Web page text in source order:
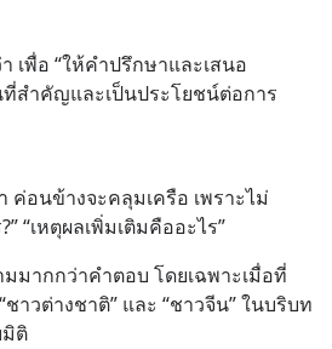
เพื่อ “ให้คำปรึกษาและเสนอ
สำคัญและเป็นประโยชน์ต่อการ
ค่อนข้างจะคลุมเครือ เพราะไม่
“เหตุผลเพิ่มเติมคืออะไร”
มากกว่าคำตอบ โดยเฉพาะเมื่อที่
าวต่างชาติ” และ “ชาวจีน” ในบริบท
ติ